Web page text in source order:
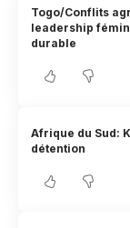
Togo/Conflits
leadership
durable
Afrique du Sud:
détention